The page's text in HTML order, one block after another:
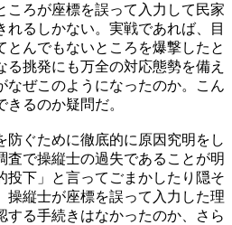
ころが座標を誤って入力して民家
れるしかない。実戦であれば、目
とんでもないところを爆撃したと
る挑発にも万全の対応態勢を備え
なぜこのようになったのか。こん
るのか疑問だ。
防ぐために徹底的に原因究明をし
査で操縦士の過失であることが明
投下」と言ってごまかしたり隠そ
操縦士が座標を誤って入力した理
する手続きはなかったのか、さら